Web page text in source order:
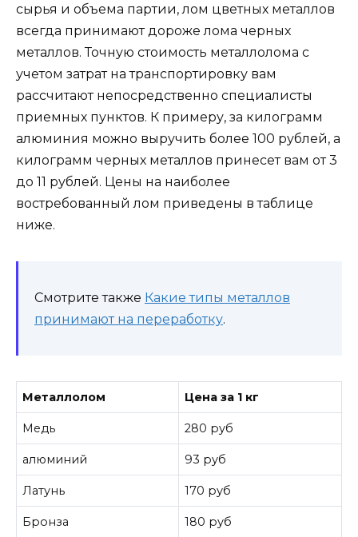
сырья и объема партии, лом цветных металлов
всегда принимают дороже лома черных
металлов. Точную стоимость металлолома с
учетом затрат на транспортировку вам
рассчитают непосредственно специалисты
приемных пунктов. К примеру, за килограмм
алюминия можно выручить более 100 рублей, а
килограмм черных металлов принесет вам от 3
до 11 рублей. Цены на наиболее
востребованный лом приведены в таблице
ниже.
Смотрите также Какие типы металлов
принимают на переработку.
Металлолом Цена за 1 кг
Медь 280 руб
алюминий 93 руб
Латунь 170 руб
Бронза 180 руб